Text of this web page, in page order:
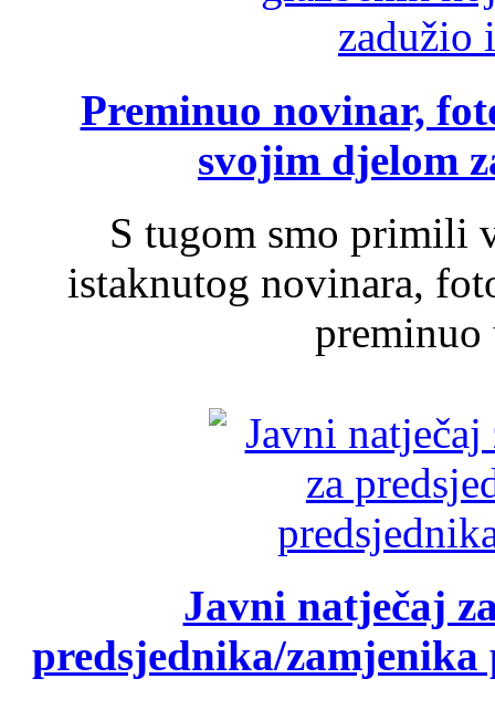
Preminuo novinar,
svojim djelom
S tugom smo primili
istaknutog novinara,
Javni natječaj
predsjednika/